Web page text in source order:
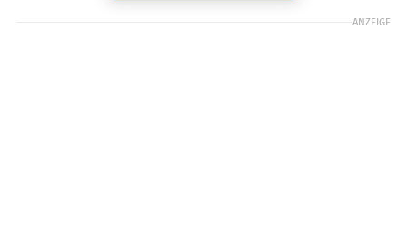
ANZEIGE